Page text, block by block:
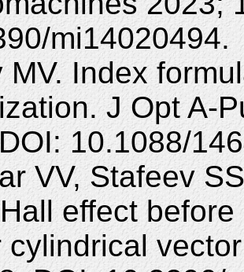
mi14020494.
MV. Index
J Opt A-
10.1088/
VV, Stafeev
effect
cylindrical